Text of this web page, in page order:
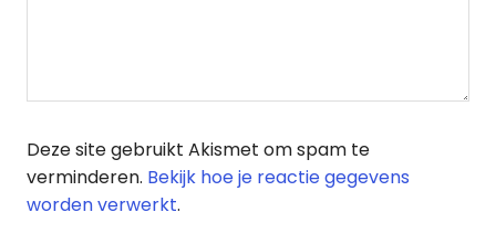
Deze site gebruikt Akismet om spam te
verminderen. Bekijk hoe je reactie gegevens
worden verwerkt.